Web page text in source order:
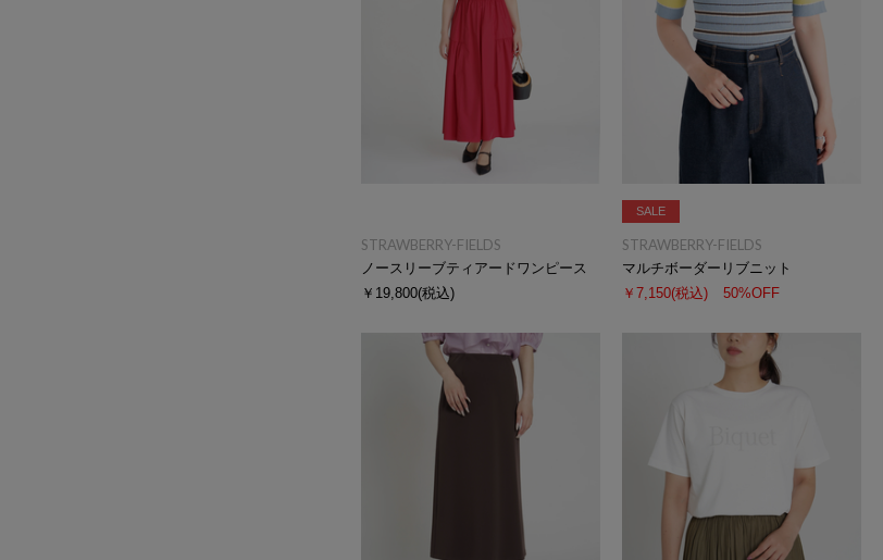
STRAWBERRY-FIELDS
ノースリーブティアードワンピース
￥19,800(税込)
SALE
STRAWBERRY-FIELDS
マルチボーダーリブニット
￥7,150(税込) 50%OFF